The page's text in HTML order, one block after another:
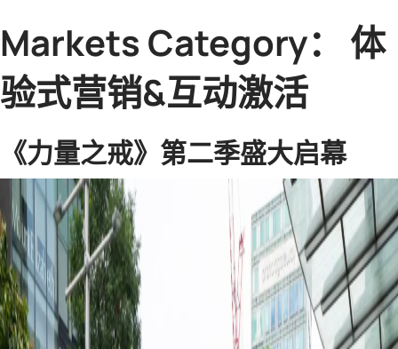
Markets Category： 体
验式营销&互动激活
《力量之戒》第二季盛大启幕